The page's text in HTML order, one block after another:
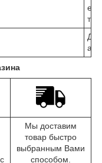
е
т
Д
а
Мы доставим
товар быстро
выбранным Вами
способом.